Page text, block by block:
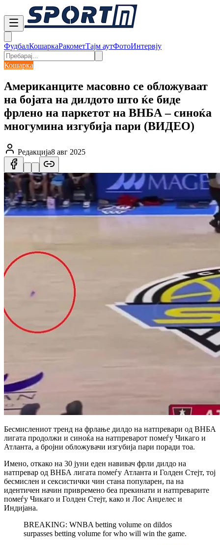
ФудбалКошаркаРакометТајм аутФотоИнтервју
Кошарка
Американците масовно се обложуваат
на бојата на дилдото што ќе биде
фрлено на паркетот на ВНБА – синоќа
многумина изгубија пари (ВИДЕО)
Редакција8 авг 2025
Бесмислениот тренд на фрлање дилдо на натпревари од ВНБА
лигата продолжи и синоќа на натпреварот помеѓу Чикаго и
Атланта, а бројни обложувачи изгубија пари поради тоа.
Имено, откако на 30 јуни еден навивач фрли дилдо на
натпревар од ВНБА лигата помеѓу Атланта и Голден Стејт, тој
бесмислен и сексистички чин стана популарен, па на
идентичен начин привремено беа прекинати и натпреварите
помеѓу Чикаго и Голден Стејт, како и Лос Анџелес и
Индијана.
BREAKING: WNBA betting volume on dildos
surpasses betting volume for who will win the game.